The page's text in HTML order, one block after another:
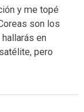
y me topé
son los
en
pero